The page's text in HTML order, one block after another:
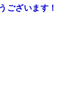
ございます！